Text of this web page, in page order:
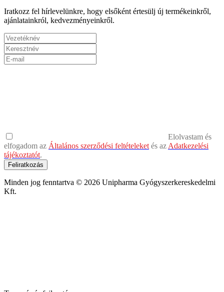
Iratkozz fel hírlevelünkre, hogy elsőként értesülj új termékeinkről,
ajánlatainkról, kedvezményeinkről.
Elolvastam és
elfogadom az Általános szerződési feltételeket és az Adatkezelési
tájékoztatót.
Feliratkozás
Minden jog fenntartva © 2026 Unipharma Gyógyszerkereskedelmi
Kft.